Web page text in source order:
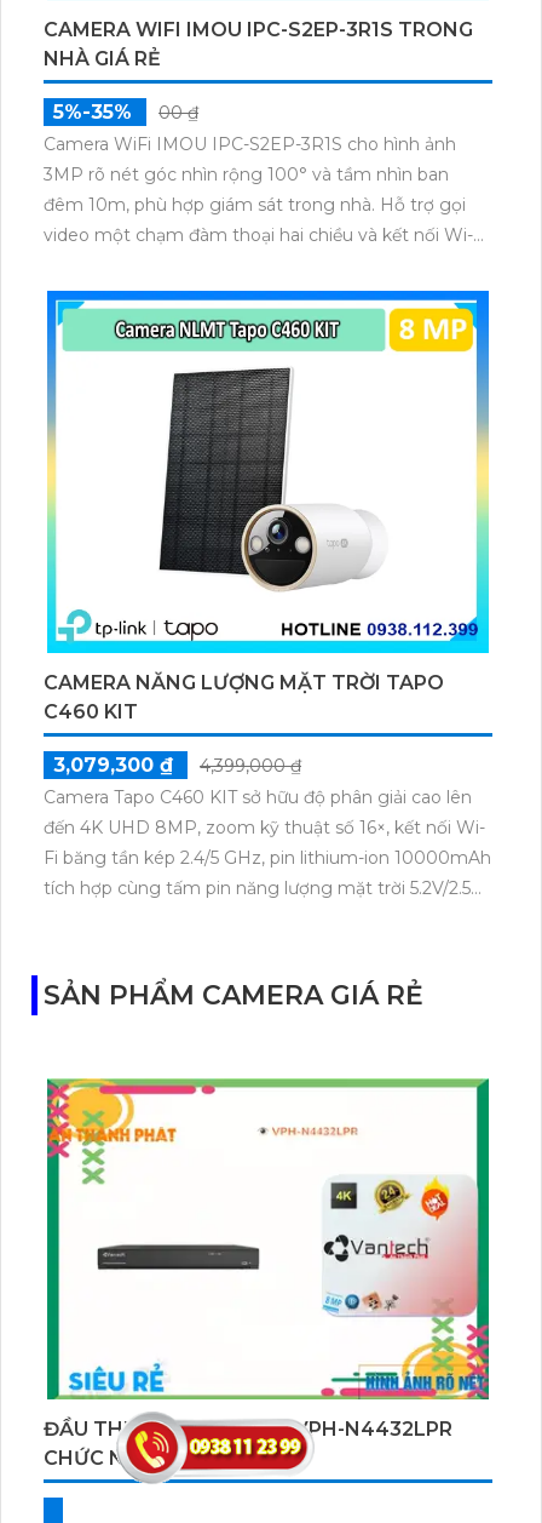
CAMERA WIFI IMOU IPC-S2EP-3R1S TRONG
NHÀ GIÁ RẺ
5%-35%
00 ₫
Camera WiFi IMOU IPC-S2EP-3R1S cho hình ảnh
3MP rõ nét góc nhìn rộng 100° và tầm nhìn ban
đêm 10m, phù hợp giám sát trong nhà. Hỗ trợ gọi
video một chạm đàm thoại hai chiều và kết nối Wi-Fi
microSD tối đa 256GB hoặc lưu đám mây dễ lắp đặt
cho gia đình và văn phòng nhỏ.
CAMERA NĂNG LƯỢNG MẶT TRỜI TAPO
C460 KIT
3,079,300 ₫
4,399,000 ₫
Camera Tapo C460 KIT sở hữu độ phân giải cao lên
đến 4K UHD 8MP, zoom kỹ thuật số 16×, kết nối Wi-
Fi băng tần kép 2.4/5 GHz, pin lithium-ion 10000mAh
tích hợp cùng tấm pin năng lượng mặt trời 5.2V/2.5W.
SẢN PHẨM CAMERA GIÁ RẺ
ĐẦU THU KTS VANTECH VPH-N4432LPR
CHỨC NĂNG CAO CẤP